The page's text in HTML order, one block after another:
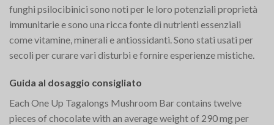
funghi psilocibinici sono noti per le loro potenziali proprietà
immunitarie e sono una ricca fonte di nutrienti essenziali
come vitamine, minerali e antiossidanti. Sono stati usati per
secoli per curare vari disturbi e fornire esperienze mistiche.
Guida al dosaggio consigliato
Each One Up Tagalongs Mushroom Bar contains twelve
pieces of chocolate with an average weight of 290 mg per